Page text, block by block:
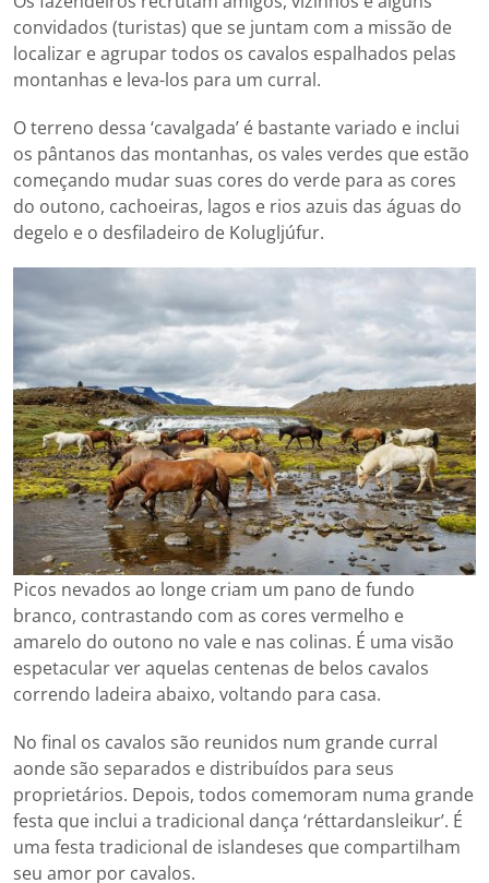
convidados (turistas) que se juntam com a missão de
localizar e agrupar todos os cavalos espalhados pelas
montanhas e leva-los para um curral.
O terreno dessa ‘cavalgada’ é bastante variado e inclui
os pântanos das montanhas, os vales verdes que estão
começando mudar suas cores do verde para as cores
do outono, cachoeiras, lagos e rios azuis das águas do
degelo e o desfiladeiro de Kolugljúfur.
Picos nevados ao longe criam um pano de fundo
branco, contrastando com as cores vermelho e
amarelo do outono no vale e nas colinas. É uma visão
espetacular ver aquelas centenas de belos cavalos
correndo ladeira abaixo, voltando para casa.
No final os cavalos são reunidos num grande curral
aonde são separados e distribuídos para seus
proprietários. Depois, todos comemoram numa grande
festa que inclui a tradicional dança ‘réttardansleikur’. É
uma festa tradicional de islandeses que compartilham
seu amor por cavalos.